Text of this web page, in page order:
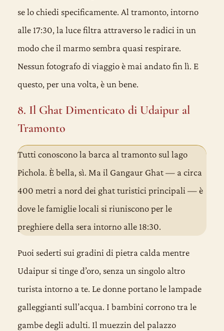
se lo chiedi specificamente. Al tramonto, intorno
alle 17:30, la luce filtra attraverso le radici in un
modo che il marmo sembra quasi respirare.
Nessun fotografo di viaggio è mai andato fin lì. E
questo, per una volta, è un bene.
8. Il Ghat Dimenticato di Udaipur al
Tramonto
Tutti conoscono la barca al tramonto sul lago
Pichola. È bella, sì. Ma il Gangaur Ghat — a circa
400 metri a nord dei ghat turistici principali — è
dove le famiglie locali si riuniscono per le
preghiere della sera intorno alle 18:30.
Puoi sederti sui gradini di pietra calda mentre
Udaipur si tinge d’oro, senza un singolo altro
turista intorno a te. Le donne portano le lampade
galleggianti sull’acqua. I bambini corrono tra le
gambe degli adulti. Il muezzin del palazzo